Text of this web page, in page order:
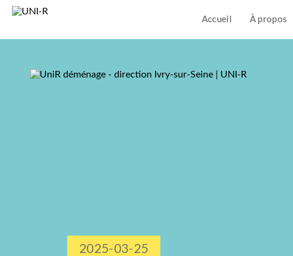
Accueil À propos
2025-03-25